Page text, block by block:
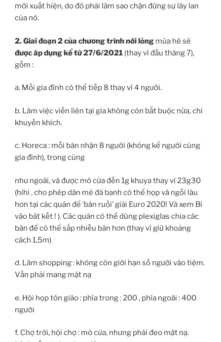
mới xuất hiện, do đó phải làm sao chận đứng sự lây lan
của nó.
2. Giai đoạn 2 của chương trình nới lỏng mùa hè sẽ
được áp dụng kể từ 27/6/2021 (thay vì đầu tháng 7),
gồm :
a. Mỗi gia đình có thể tiếp 8 thay vì 4 người.
b. Làm việc viễn liên tại gia không còn bắt buộc nữa, chỉ
khuyến khích.
c. Horeca : mỗi bàn nhận 8 người (không kể người cùng
gia đình), trong cũng
như ngoài, và được mở cửa đến 1g khuya thay vì 23g30
(hihi , cho phép dân mê đá banh có thể họp và ngồi lâu
hơn tại các quán để ‘bàn ruồi’ giải Euro 2020! Và xem Bỉ
vào bát kết ! ). Các quán có thể dùng plexiglas chia các
bàn để có thể sắp nhiều bàn hơn (thay vì giữ khoảng
cách 1,5m)
d. Làm shopping : không còn giới hạn số người vào tiệm.
Vẫn phải mang mặt nạ
e. Hội họp tôn giáo : phía trong : 200 , phía ngoài : 400
người
f. Chợ trời, hội chợ : mở cửa, nhưng phải đeo mặt nạ.